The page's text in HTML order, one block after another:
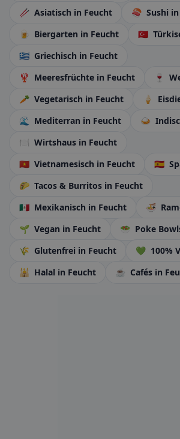
🥢 Asiatisch in Feucht 🍣 Sushi
🍺 Biergarten in Feucht 🇹🇷
🇬🇷 Griechisch in Feucht
🦞 Meeresfrüchte in Feucht 🍷
🥕 Vegetarisch in Feucht 🍦
🌊
Mediterran in Feucht 🍛
🍽️ Wirtshaus in Feucht
🇻🇳 Vietnamesisch in Feucht 🇪🇸
🌮 Tacos & Burritos in Feucht
🇲🇽 Mexikanisch in Feucht 🍜
🌱 Vegan in Feucht 🥗 Poke
🌾 Glutenfrei in Feucht 💚 100%
🕌 Halal in Feucht ☕ Cafés in